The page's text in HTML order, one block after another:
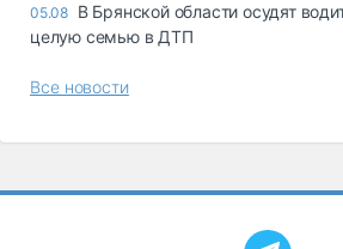
05.08 В Брянской области осудят
целую семью в ДТП
Все новости